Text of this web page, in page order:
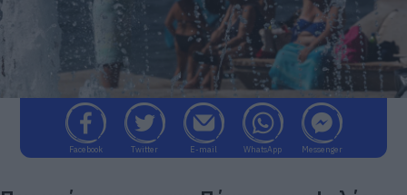
Facebook Twitter E-mail WhatsApp Messenger